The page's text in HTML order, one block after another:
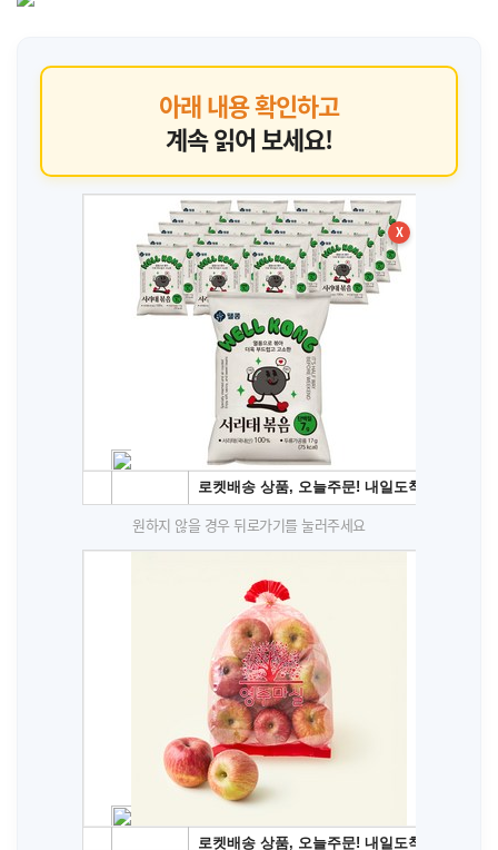
아래 내용 확인하고
계속 읽어 보세요!
X
원하지 않을 경우 뒤로가기를 눌러주세요